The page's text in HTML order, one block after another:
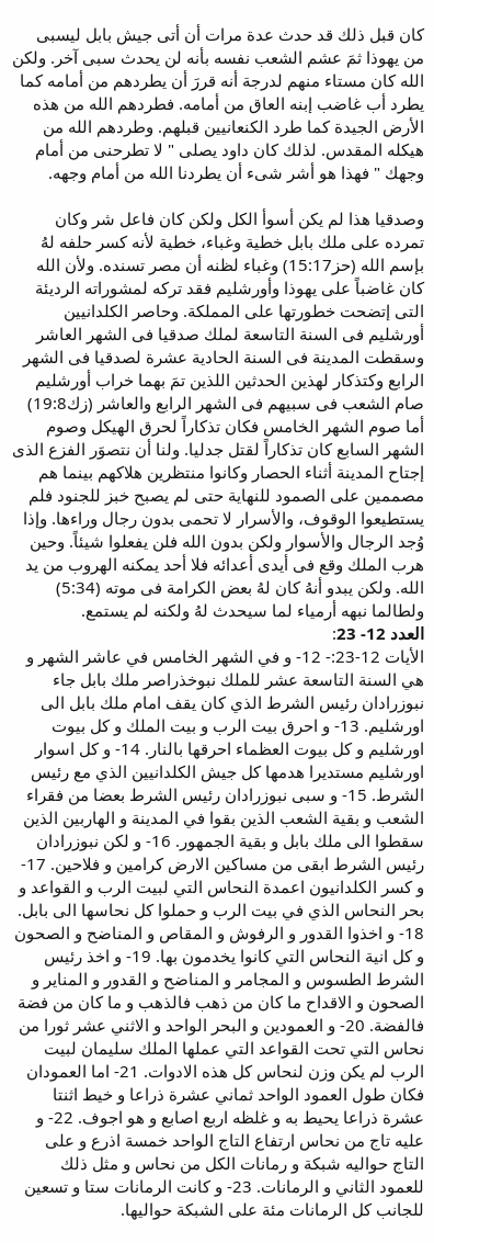
كان قبل ذلك قد حدث عدة مرات أن أتى جيش بابل ليسبى
من يهوذا ثمَ عشم الشعب نفسه بأنه لن يحدث سبى آخر. ولكن
الله كان مستاء منهم لدرجة أنه قررَ أن يطردهم من أمامه كما
يطرد أب غاضب إبنه العاق من أمامه. فطردهم الله من هذه
الأرض الجيدة كما طرد الكنعانيين قبلهم. وطردهم الله من
هيكله المقدس. لذلك كان داود يصلى " لا تطرحنى من أمام
وجهك " فهذا هو أشر شىء أن يطردنا الله من أمام وجهه.
وصدقيا هذا لم يكن أسوأ الكل ولكن كان فاعل شر وكان
تمرده على ملك بابل خطية وغباء، خطية لأنه كسر حلفه لهُ
بإسم الله (حز15:17) وغباء لظنه أن مصر تسنده. ولأن الله
كان غاضباً على يهوذا وأورشليم فقد تركه لمشوراته الرديئة
التى إتضحت خطورتها على المملكة. وحاصر الكلدانيين
أورشليم فى السنة التاسعة لملك صدقيا فى الشهر العاشر
وسقطت المدينة فى السنة الحادية عشرة لصدقيا فى الشهر
الرابع وكتذكار لهذين الحدثين اللذين تمَ بهما خراب أورشليم
صام الشعب فى سبيهم فى الشهر الرابع والعاشر (زك19:8)
أما صوم الشهر الخامس فكان تذكاراً لحرق الهيكل وصوم
الشهر السابع كان تذكاراً لقتل جدليا. ولنا أن نتصوَر الفزع الذى
إجتاح المدينة أثناء الحصار وكانوا منتظرين هلاكهم بينما هم
مصممين على الصمود للنهاية حتى لم يصبح خبز للجنود فلم
يستطيعوا الوقوف، والأسرار لا تحمى بدون رجال وراءها. وإذا
وُجد الرجال والأسوار ولكن بدون الله فلن يفعلوا شيئاً. وحين
هرب الملك وقع فى أيدى أعدائه فلا أحد يمكنه الهروب من يد
الله. ولكن يبدو أنهُ كان لهُ بعض الكرامة فى موته (5:34)
ولطالما نبهه أرمياء لما سيحدث لهُ ولكنه لم يستمع.
العدد 12- 23
:
الأيات 12-23:- 12- و في الشهر الخامس في عاشر الشهر و
هي السنة التاسعة عشر للملك نبوخذراصر ملك بابل جاء
نبوزرادان رئيس الشرط الذي كان يقف امام ملك بابل الى
اورشليم. 13- و احرق بيت الرب و بيت الملك و كل بيوت
اورشليم و كل بيوت العظماء احرقها بالنار. 14- و كل اسوار
اورشليم مستديرا هدمها كل جيش الكلدانيين الذي مع رئيس
الشرط. 15- و سبى نبوزرادان رئيس الشرط بعضا من فقراء
الشعب و بقية الشعب الذين بقوا في المدينة و الهاربين الذين
سقطوا الى ملك بابل و بقية الجمهور. 16- و لكن نبوزرادان
رئيس الشرط ابقى من مساكين الارض كرامين و فلاحين. 17-
و كسر الكلدانيون اعمدة النحاس التي لبيت الرب و القواعد و
بحر النحاس الذي في بيت الرب و حملوا كل نحاسها الى بابل.
18- و اخذوا القدور و الرفوش و المقاص و المناضح و الصحون
و كل انية النحاس التي كانوا يخدمون بها. 19- و اخذ رئيس
الشرط الطسوس و المجامر و المناضح و القدور و المناير و
الصحون و الاقداح ما كان من ذهب فالذهب و ما كان من فضة
فالفضة. 20- و العمودين و البحر الواحد و الاثني عشر ثورا من
نحاس التي تحت القواعد التي عملها الملك سليمان لبيت
الرب لم يكن وزن لنحاس كل هذه الادوات. 21- اما العمودان
فكان طول العمود الواحد ثماني عشرة ذراعا و خيط اثنتا
عشرة ذراعا يحيط به و غلظه اربع اصابع و هو اجوف. 22- و
عليه تاج من نحاس ارتفاع التاج الواحد خمسة اذرع و على
التاج حواليه شبكة و رمانات الكل من نحاس و مثل ذلك
للعمود الثاني و الرمانات. 23- و كانت الرمانات ستا و تسعين
للجانب كل الرمانات مئة على الشبكة حواليها.